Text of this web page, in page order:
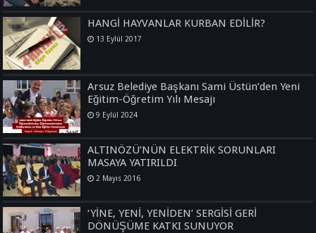
HANGİ HAYVANLAR KURBAN EDİLİR?
13 Eylül 2017
Arsuz Belediye Başkanı Sami Üstün’den Yeni
Eğitim-Öğretim Yılı Mesajı
9 Eylül 2024
ALTINÖZÜ’NÜN ELEKTRİK SORUNLARI
MASAYA YATIRILDI
2 Mayıs 2016
‘YİNE, YENİ, YENİDEN’ SERGİSİ GERİ
DÖNÜŞÜME KATKI SUNUYOR